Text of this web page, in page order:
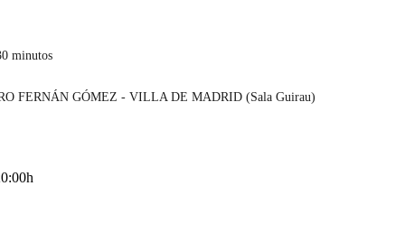
minutos
FERNÁN GÓMEZ - VILLA DE MADRID (Sala Guirau)